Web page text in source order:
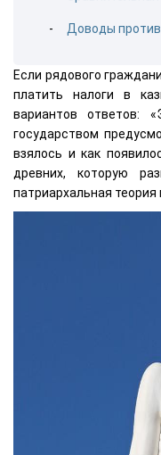
Доводы против
Если рядового
платить налоги в
вариантов ответов:
государством
взялось и как
древних, которую
патриархальная теория